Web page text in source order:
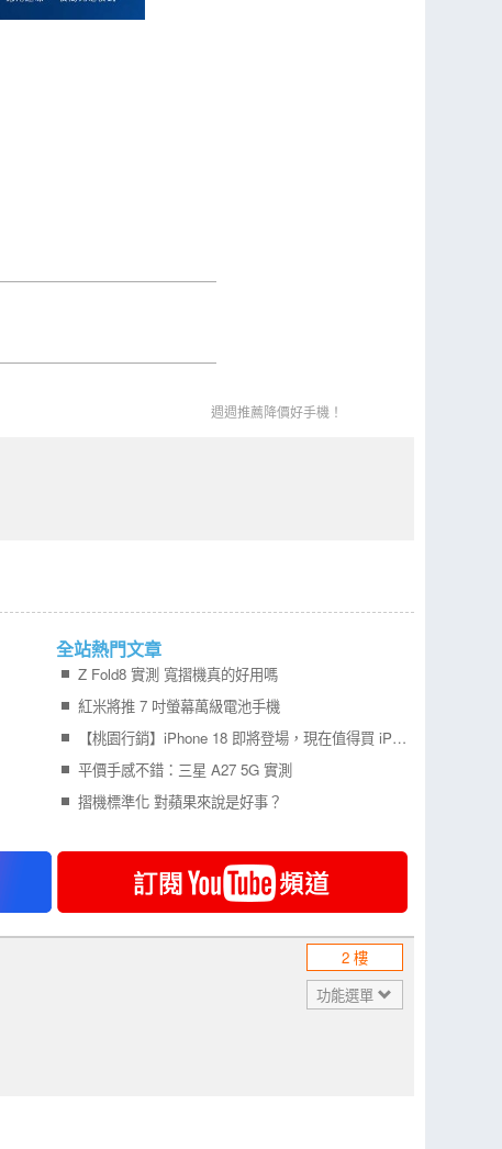
週週推薦降價好手機！
全站熱門文章
Z Fold8 實測 寬摺機真的好用嗎
紅米將推 7 吋螢幕萬級電池手機
【桃園行銷】iPhone 18 即將登場，現在值得買 iPhone 17 嗎？四款機型一次比較！
平價手感不錯：三星 A27 5G 實測
摺機標準化 對蘋果來說是好事？
2 樓
功能選單